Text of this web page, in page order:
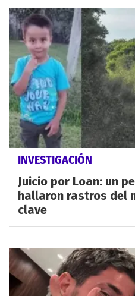
INVESTIGACIÓN
Juicio por Loan: un
hallaron rastros del
clave